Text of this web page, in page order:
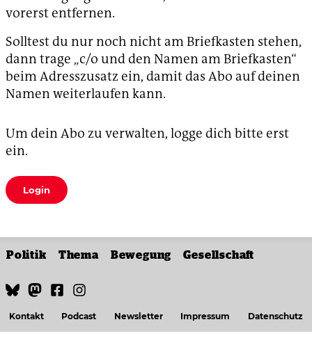
vorerst entfernen.
Solltest du nur noch nicht am Briefkasten stehen,
dann trage „c/o und den Namen am Briefkasten“
beim Adresszusatz ein, damit das Abo auf deinen
Namen weiterlaufen kann.
Um dein Abo zu verwalten, logge dich bitte erst
ein.
Login
Politik Thema Bewegung Gesellschaft
Kontakt Podcast Newsletter Impressum Datenschutz